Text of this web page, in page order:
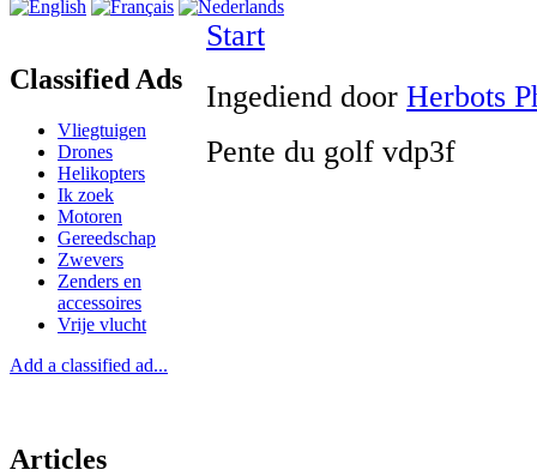
Classified Ads
Vliegtuigen
Drones
Helikopters
Ik zoek
Motoren
Gereedschap
Zwevers
Zenders en
accessoires
Vrije vlucht
Add a classified ad...
Articles
Start
Ingediend door Herbots
Pente du golf vdp3f